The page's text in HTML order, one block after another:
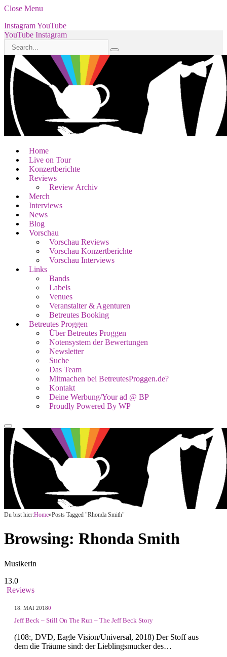
Close Menu
InstagramYouTube
YouTube Instagram
Home
Live on Tour
Konzertberichte
Reviews
Review Archiv
Merch
Interviews
News
Blog
Vorschau
Vorschau Reviews
Vorschau Konzertberichte
Vorschau Interviews
Links
Bands
Labels
Venues
Veranstalter & Agenturen
Betreutes Booking
Betreutes Proggen
Über Betreutes Proggen
Notensystem der Bewertungen
Newsletter
Suche
Das Team
Mitmachen bei BetreutesProggen.de?
Kontakt
Deine Werbung/Your ad @ BP
Proudly Powered By WP
Du bist hier:Home»Posts Tagged "Rhonda Smith"
Browsing: Rhonda Smith
Musikerin
13.0
Reviews
18. MAI 20180
Jeff Beck – Still On The Run – The Jeff Beck Story
(108:, DVD, Eagle Vision/Universal, 2018) Der Stoff aus
dem die Träume sind: der Lieblingsmucker des…